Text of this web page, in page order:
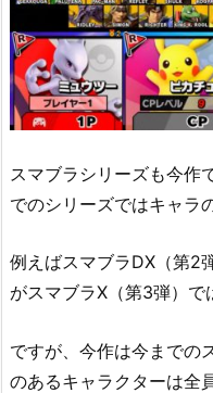
スマブラシリーズも今作
でのシリーズではキャラ
例えばスマブラDX（第2
がスマブラX（第3弾）で
ですが、今作は今までの
のあるキャラクターは全